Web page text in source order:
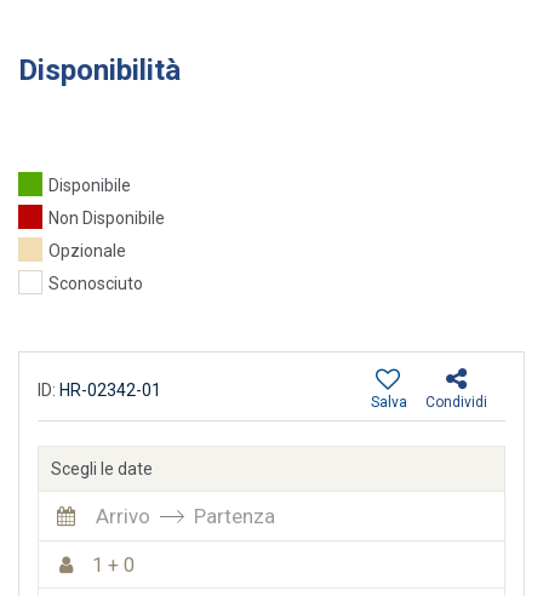
Disponibilità
Disponibile
Non Disponibile
Opzionale
Sconosciuto
ID: HR-02342-01
Condividi
Salva
Scegli le date
Arrivo Partenza
1 + 0